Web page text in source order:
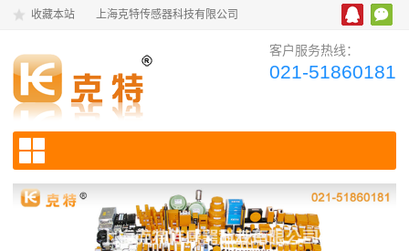
收藏本站 上海克特传感器科技有限公司
客户服务热线：
021-51860181